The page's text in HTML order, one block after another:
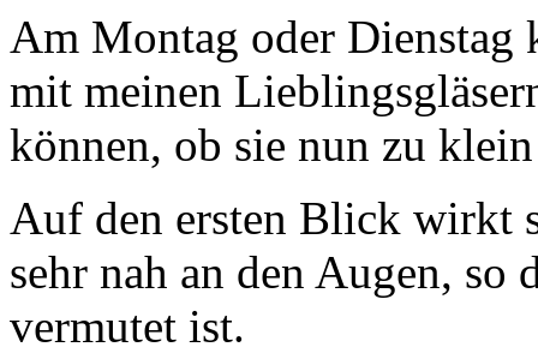
Am Montag oder
mit meinen
können, ob sie nun zu
Auf den ersten Blick wirkt
sehr nah an den Augen,
vermutet ist.